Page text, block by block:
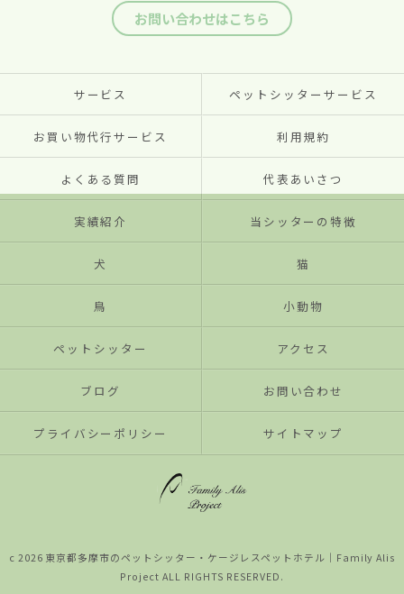
お問い合わせはこちら
サービス ペットシッターサービス
お買い物代行サービス 利用規約
よくある質問 代表あいさつ
実績紹介 当シッターの特徴
犬 猫
鳥 小動物
ペットシッター アクセス
ブログ お問い合わせ
プライバシーポリシー サイトマップ
c 2026 東京都多摩市のペットシッター・ケージレスペットホテル│Family Alis
Project ALL RIGHTS RESERVED.